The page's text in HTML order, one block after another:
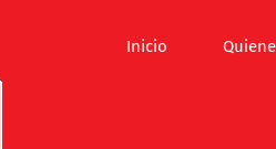
Inicio